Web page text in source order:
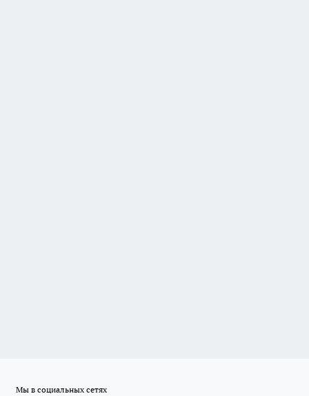
Мы в социальных сетях